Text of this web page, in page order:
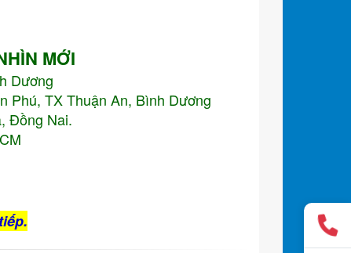
MỚI
Dương
Phú, TX Thuận An, Bình Dương
Đồng Nai.